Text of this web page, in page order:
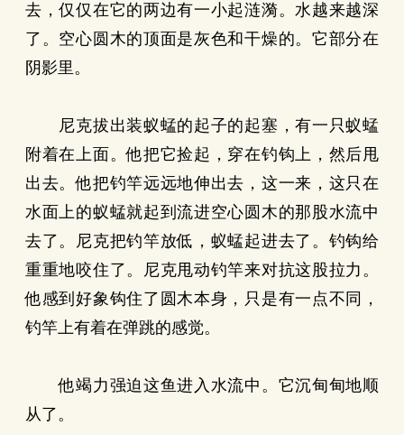
去，仅仅在它的两边有一小起涟漪。水越来越深
了。空心圆木的顶面是灰色和干燥的。它部分在
阴影里。
尼克拔出装蚁蜢的起子的起塞，有一只蚁蜢
附着在上面。他把它捡起，穿在钓钩上，然后甩
出去。他把钓竿远远地伸出去，这一来，这只在
水面上的蚁蜢就起到流进空心圆木的那股水流中
去了。尼克把钓竿放低，蚁蜢起进去了。钓钩给
重重地咬住了。尼克甩动钓竿来对抗这股拉力。
他感到好象钩住了圆木本身，只是有一点不同，
钓竿上有着在弹跳的感觉。
他竭力强迫这鱼进入水流中。它沉甸甸地顺
从了。